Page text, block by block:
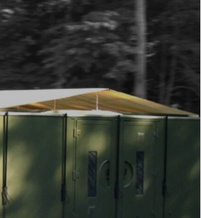
in pannelli